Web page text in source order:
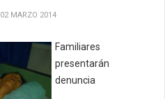
02 MARZO 2014
Familiares
presentarán
denuncia